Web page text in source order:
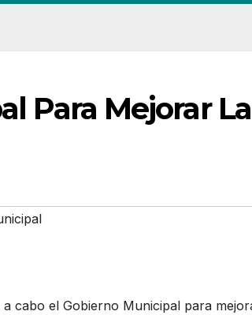
Para Mejorar
cabo el Gobierno Municipal para